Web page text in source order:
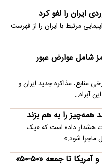
ایران را لغو کرد
مرتبط با ایران را از فهرست
شامل عوارض عبور
منابع، مذاکره جدید ایران و
آبراه…
همه‌چیز را به هم بزند
هشدار داده است که «یک
ماجرا شود.»
مقام خلیجی: شانس توافق ایران و آمریکا تا جمعه «۵۰-۵۰»